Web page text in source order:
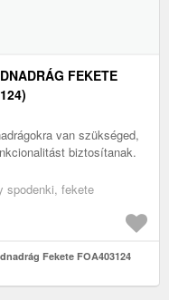
FEKETE
van szükséged,
biztosítanak.
spodenki, fekete
Fekete FOA403124